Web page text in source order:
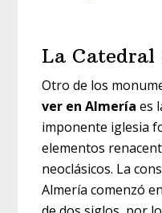
La
Otro de los
ver en Almería es
imponente iglesia
elementos
neoclásicos. La
Almería comenzó